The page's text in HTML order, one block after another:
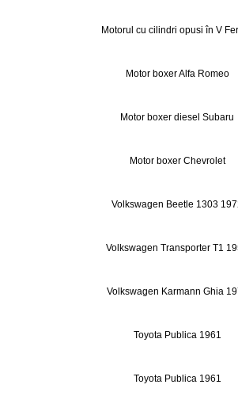
Motorul cu cilindri opusi în V
Motor boxer Alfa Romeo
Motor boxer diesel Subaru
Motor boxer Chevrolet
Volkswagen Beetle 1303
Volkswagen Transporter T1
Volkswagen Karmann Ghia
Toyota Publica 1961
Toyota Publica 1961